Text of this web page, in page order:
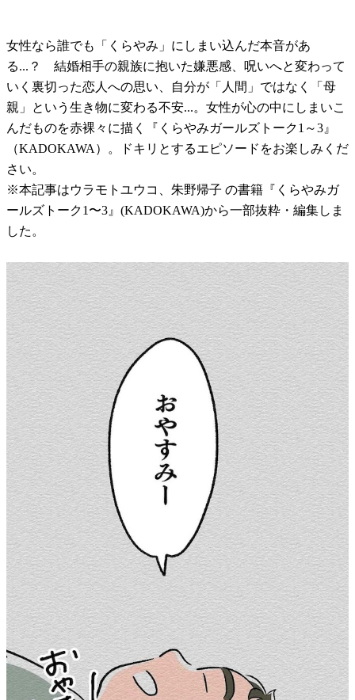
女性なら誰でも「くらやみ」にしまい込んだ本音があ
る...？ 結婚相手の親族に抱いた嫌悪感、呪いへと変わって
いく裏切った恋人への思い、自分が「人間」ではなく「母
親」という生き物に変わる不安...。女性が心の中にしまいこ
んだものを赤裸々に描く『くらやみガールズトーク1～3』
（KADOKAWA）。ドキリとするエピソードをお楽しみくだ
さい。
※本記事はウラモトユウコ、朱野帰子 の書籍『くらやみガ
ールズトーク1〜3』(KADOKAWA)から一部抜粋・編集しま
した。